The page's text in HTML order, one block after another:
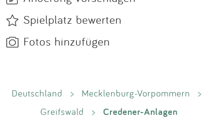
Spielplatz bewerten
Fotos hinzufügen
Deutschland > Mecklenburg-Vorpommern
>
Greifswald
> Credener-Anlagen